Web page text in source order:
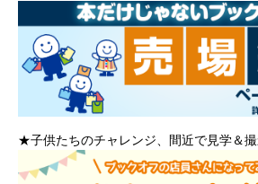
★子供たちのチャレンジ、間近で見学＆撮